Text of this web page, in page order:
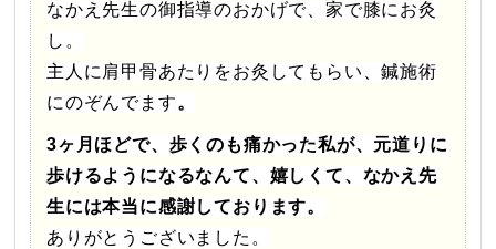
なかえ先生の御指導のおかげで、家で膝にお灸
し。
主人に肩甲骨あたりをお灸してもらい、鍼施術
にのぞんでます。
3ヶ月ほどで、歩くのも痛かった私が、元道りに
歩けるようになるなんて、嬉しくて、なかえ先
生には本当に感謝しております。
ありがとうございました。